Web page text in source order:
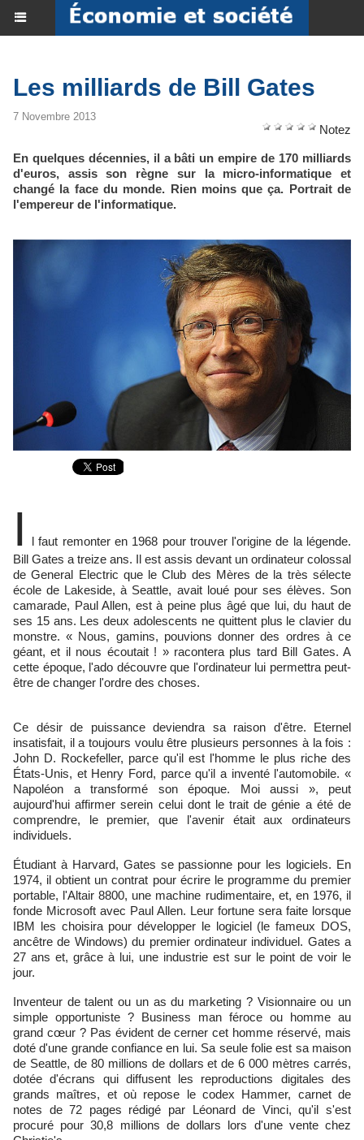
Les milliards de Bill Gates
7 Novembre 2013
Notez
En quelques décennies, il a bâti un empire de 170 milliards
d'euros, assis son règne sur la micro-informatique et
changé la face du monde. Rien moins que ça. Portrait de
l'empereur de l'informatique.
I
l faut remonter en 1968 pour trouver l'origine de la légende.
Bill Gates a treize ans. Il est assis devant un ordinateur colossal
de General Electric que le Club des Mères de la très sélecte
école de Lakeside, à Seattle, avait loué pour ses élèves. Son
camarade, Paul Allen, est à peine plus âgé que lui, du haut de
ses 15 ans. Les deux adolescents ne quittent plus le clavier du
monstre. « Nous, gamins, pouvions donner des ordres à ce
géant, et il nous écoutait ! » racontera plus tard Bill Gates. A
cette époque, l'ado découvre que l'ordinateur lui permettra peut-
être de changer l'ordre des choses.
Ce désir de puissance deviendra sa raison d'être. Eternel
insatisfait, il a toujours voulu être plusieurs personnes à la fois :
John D. Rockefeller, parce qu'il est l'homme le plus riche des
États-Unis, et Henry Ford, parce qu'il a inventé l'automobile. «
Napoléon a transformé son époque. Moi aussi », peut
aujourd'hui affirmer serein celui dont le trait de génie a été de
comprendre, le premier, que l'avenir était aux ordinateurs
individuels.
Étudiant à Harvard, Gates se passionne pour les logiciels. En
1974, il obtient un contrat pour écrire le programme du premier
portable, l'Altair 8800, une machine rudimentaire, et, en 1976, il
fonde Microsoft avec Paul Allen. Leur fortune sera faite lorsque
IBM les choisira pour développer le logiciel (le fameux DOS,
ancêtre de Windows) du premier ordinateur individuel. Gates a
27 ans et, grâce à lui, une industrie est sur le point de voir le
jour.
Inventeur de talent ou un as du marketing ? Visionnaire ou un
simple opportuniste ? Business man féroce ou homme au
grand cœur ? Pas évident de cerner cet homme réservé, mais
doté d'une grande confiance en lui. Sa seule folie est sa maison
de Seattle, de 80 millions de dollars et de 6 000 mètres carrés,
dotée d'écrans qui diffusent les reproductions digitales des
grands maîtres, et où repose le codex Hammer, carnet de
notes de 72 pages rédigé par Léonard de Vinci, qu'il s'est
procuré pour 30,8 millions de dollars lors d'une vente chez